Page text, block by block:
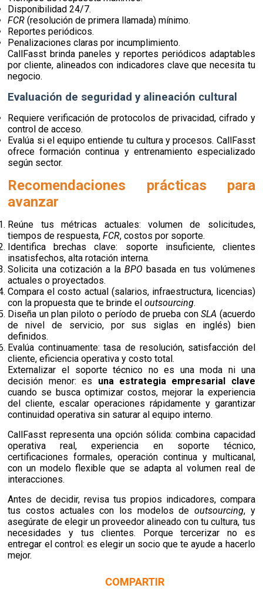
Disponibilidad 24/7.
FCR (resolución de primera llamada) mínimo.
Reportes periódicos.
Penalizaciones claras por incumplimiento.
CallFasst brinda paneles y reportes periódicos adaptables
por cliente, alineados con indicadores clave que necesita tu
negocio.
Evaluación de seguridad y alineación cultural
Requiere verificación de protocolos de privacidad, cifrado y
control de acceso.
Evalúa si el equipo entiende tu cultura y procesos. CallFasst
ofrece formación continua y entrenamiento especializado
según sector.
Recomendaciones prácticas para
avanzar
Reúne tus métricas actuales: volumen de solicitudes,
tiempos de respuesta,FCR, costos por soporte.
Identifica brechas clave: soporte insuficiente, clientes
insatisfechos, alta rotación interna.
Solicita una cotización a laBPObasada en tus volúmenes
actuales o proyectados.
Compara el costo actual (salarios, infraestructura, licencias)
con la propuesta que te brinde eloutsourcing.
Diseña un plan piloto o período de prueba conSLA (acuerdo
de nivel de servicio, por sus siglas en inglés) bien
definidos.
Evalúa continuamente: tasa de resolución, satisfacción del
cliente, eficiencia operativa y costo total.
Externalizar el soporte técnico no es una moda ni una
decisión menor: es una estrategia empresarial clave
cuando se busca optimizar costos, mejorar la experiencia
del cliente, escalar operaciones rápidamente y garantizar
continuidad operativa sin saturar al equipo interno.
CallFasst representa una opción sólida: combina capacidad
operativa real, experiencia en soporte técnico,
certificaciones formales, operación continua y multicanal,
con un modelo flexible que se adapta al volumen real de
interacciones.
Antes de decidir, revisa tus propios indicadores, compara
tus costos actuales con los modelos de outsourcing, y
asegúrate de elegir un proveedor alineado con tu cultura, tus
necesidades y tus clientes. Porque tercerizar no es
entregar el control: es elegir un socio que te ayude a hacerlo
mejor.
COMPARTIR